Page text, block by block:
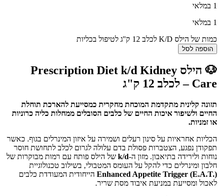
1 במלאי
1 במלאי
כמות של הילס K/D לכלב 12 ק''ג לטיפול בכליות
הוספה לסל
🐶 הילס Prescription Diet k/d Kidney
Care – לכלב 12 ק"ג
תזונה קלינית מתקדמת המוכחת מחקרית כמסייעת להארכת תוחלת
החיים ולשיפור איכות החיים של כלבים הסובלים ממחלות כליה כרוניות
או זמניות.
הכליות אחראיות על סינון רעלים ושמירה על איזון המינרלים בגוף. כאשר
תפקודן נפגע, הצטברות פסולת בדם עלולה לגרום לכלב לתחושת חוסר
נוחות ולירידה בתיאבון. מזון ה-k/d של הילס פותח עם רמות מבוקרות של
חלבון ומינרלים כדי להקל על העומס המטבולי, בשילוב טכנולוגיית
Enhanced Appetite Trigger (E.A.T.) הייחודית המעודדת כלבים
לאכול ומסייעת במניעת איבוד מסת שריר.